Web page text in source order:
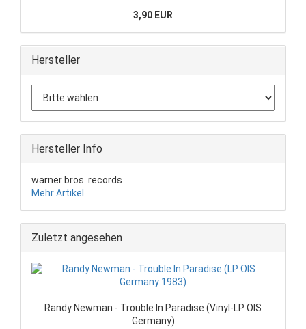
3,90 EUR
Hersteller
Hersteller Info
warner bros. records
Mehr Artikel
Zuletzt angesehen
Randy Newman - Trouble In Paradise (Vinyl-LP OIS
Germany)